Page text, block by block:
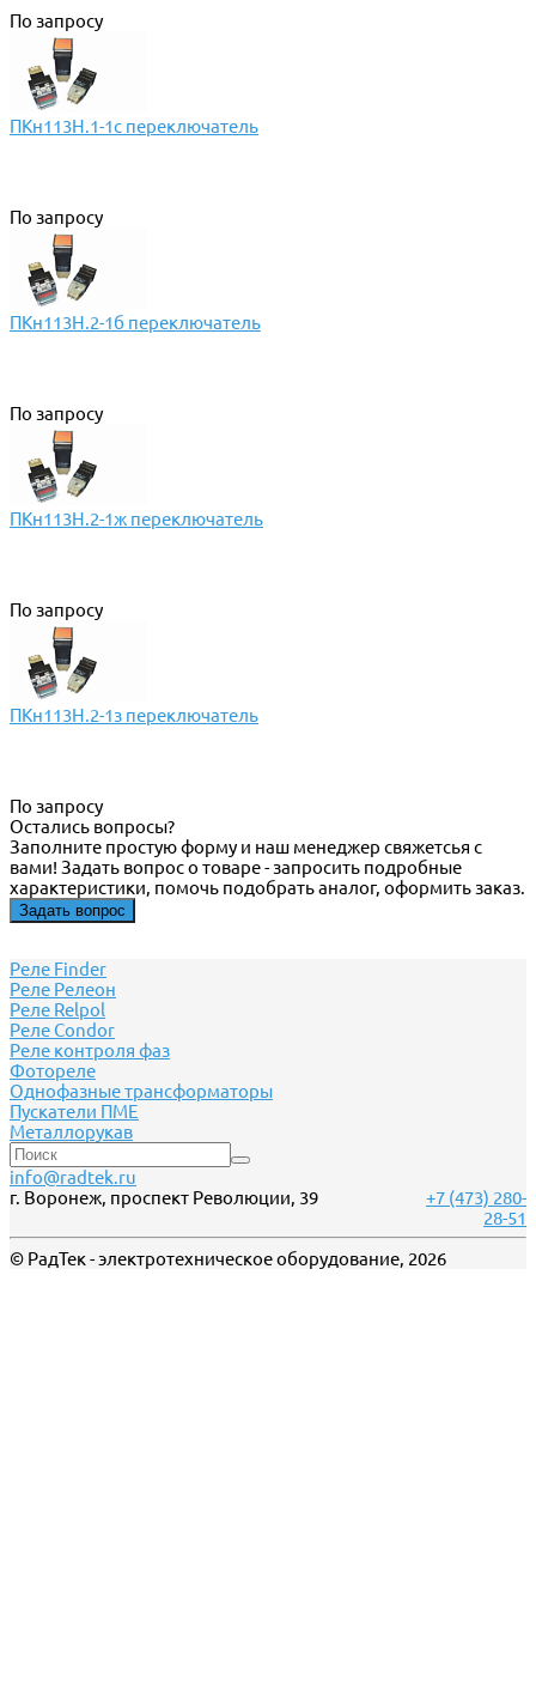
По запросу
ПКн113Н.1-1с переключатель
По запросу
ПКн113Н.2-1б переключатель
По запросу
ПКн113Н.2-1ж переключатель
По запросу
ПКн113Н.2-1з переключатель
По запросу
Остались вопросы?
Заполните простую форму и наш менеджер свяжетсья с
вами! Задать вопрос о товаре - запросить подробные
характеристики, помочь подобрать аналог, оформить заказ.
Задать вопрос
Реле Finder
Реле Релеон
Реле Relpol
Реле Сondor
Реле контроля фаз
Фотореле
Однофазные трансформаторы
Пускатели ПМЕ
Металлорукав
info@radtek.ru
г. Воронеж, проспект Революции, 39
+7 (473) 280-
28-51
© РадТек - электротехническое оборудование, 2026